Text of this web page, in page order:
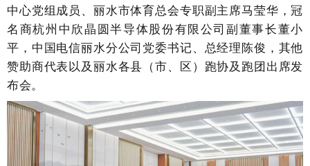
中心党组成员、 丽水市体育总会专职副主席马莹华，冠
名商杭州中欣晶圆半导体股份有限公司副董事长董小
平， 中国电信丽水分公司党委书记、总经理陈俊， 其他
赞助商代表以及丽水各县（市、区）跑协及跑团出席发
布会。